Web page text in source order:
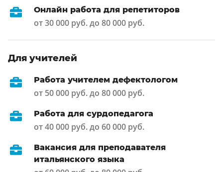
Онлайн работа для репетиторов
от 30 000 руб. до 80 000 руб.
Для учителей
Работа учителем дефектологом
от 50 000 руб. до 80 000 руб.
Работа для сурдопедагога
от 40 000 руб. до 60 000 руб.
Вакансия для преподавателя
итальянского языка